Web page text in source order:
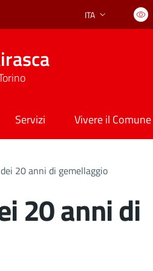
Lingua attiva:
ITA
Servizi Vivere il Comune
20 anni di gemellaggio
20 anni di